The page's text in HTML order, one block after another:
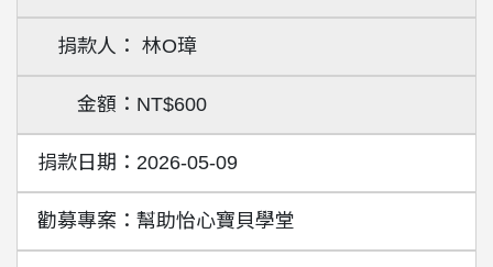
林O璋
NT$600
2026-05-09
幫助怡心寶貝學堂